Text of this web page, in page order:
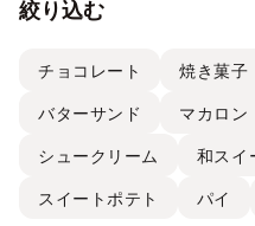
絞り込む
チョコレート 焼き菓子
バターサンド マカロン
シュークリーム 和スイ
スイートポテト パイ